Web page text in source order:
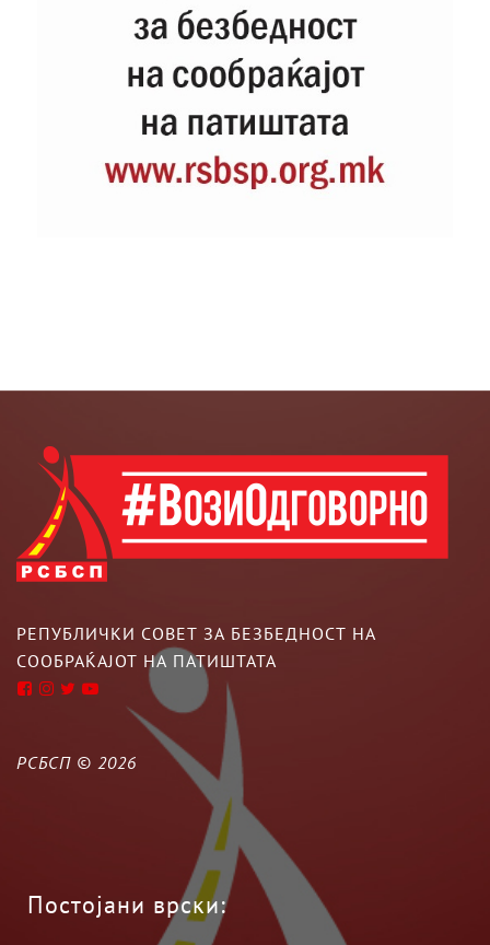
РЕПУБЛИЧКИ СОВЕТ ЗА БЕЗБЕДНОСТ НА
СООБРАЌАЈОТ НА ПАТИШТАТА
РСБСП © 2026
Постојани врски: